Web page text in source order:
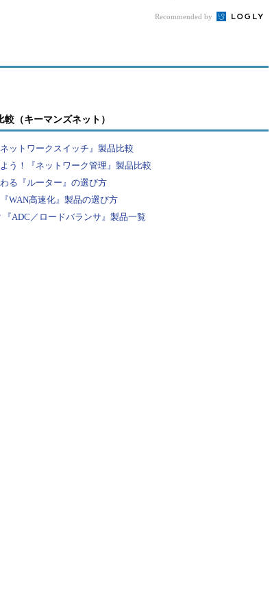
Recommended by
（キーマンズネット）
ットワークスイッチ』製品比較
う！『ネットワーク管理』製品比較
る『ルーター』の選び方
WAN高速化』製品の選び方
ADC／ロードバランサ』製品一覧